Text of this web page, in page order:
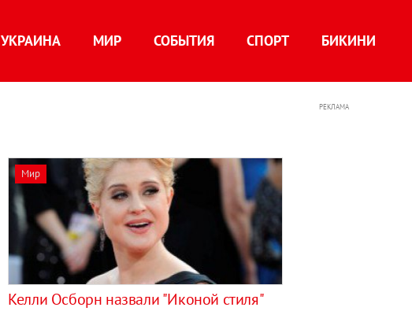
УКРАИНА МИР СОБЫТИЯ СПОРТ БИКИНИ
Мир
Келли Осборн назвали "Иконой стиля"
РЕКЛАМА